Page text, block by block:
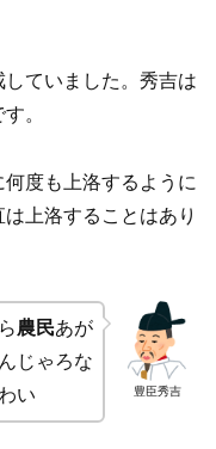
ていました。秀吉は
。
何度も上洛するように
上洛することはあり
豊臣秀吉
農民あが
じゃろな
い